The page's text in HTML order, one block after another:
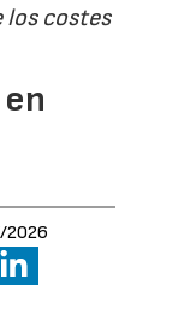
los costes
2026